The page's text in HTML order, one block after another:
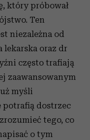
który próbował
Ten
niezależna od
lekarska oraz dr
często trafiają
zaawansowanym
myśli
potrafią dostrzec
tego, co
o tym